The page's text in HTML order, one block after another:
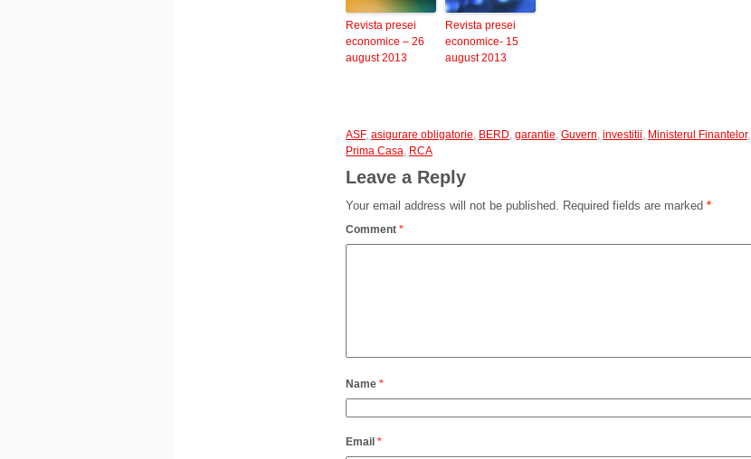
Revista presei
economice – 26
august 2013
Revista presei
economice- 15
august 2013
ASF, asigurare obligatorie, BERD, garantie, Guvern, investitii, Ministerul Finantelor,
Prima Casa, RCA
Leave a Reply
Your email address will not be published. Required fields are marked *
Comment *
Name *
Email *